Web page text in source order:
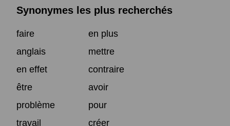
Synonymes les plus recherchés
faire
en plus
anglais
mettre
en effet
contraire
être
avoir
problème
pour
travail
créer